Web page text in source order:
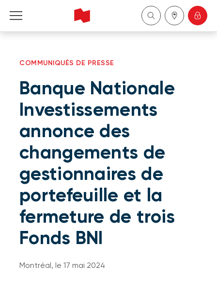
Gestion de patrimoine
À propos de nous
Devenir client
English
COMMUNIQUÉS DE PRESSE
Banque Nationale
Investissements
annonce des
changements de
gestionnaires de
portefeuille et la
fermeture de trois
Fonds BNI
Montréal, le 17 mai 2024